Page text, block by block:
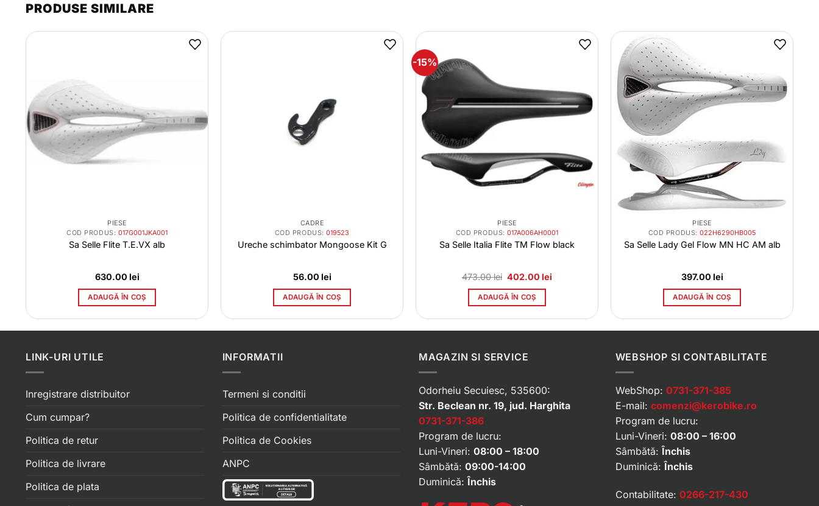
PRODUSE SIMILARE
PIESE
COD PRODUS: 017G001JKA001
Sa Selle Flite T.E.VX alb
630.00 lei
ADAUGĂ ÎN COȘ
CADRE
COD PRODUS:019523
Ureche schimbator Mongoose Kit G
56.00 lei
ADAUGĂ ÎN COȘ
-15%
PIESE
COD PRODUS:017A006AH0001
Sa Selle Italia Flite TM Flow black
473.00lei Prețul
a
fost:
402.00lei
ADAUGĂ ÎN COȘ
PIESE
COD PRODUS:022H6290HB005
Sa Selle Lady Gel Flow MN HC AM alb
397.00 lei
ADAUGĂ ÎN COȘ
LINK-URI UTILE
Inregistrare distribuitor
Cum cumpar?
Politica de retur
Politica de livrare
Politica de plata
INFORMATII
Termeni si conditii
Politica de confidentialitate
Politica de Cookies
ANPC
MAGAZIN SI SERVICE
Odorheiu Secuiesc, 535600:
Str. Beclean nr. 19, jud. Harghita
0731-371-386
Program de lucru:
Luni-Vineri: 08:00 – 18:00
Sâmbătă: 09:00-14:00
Duminică: Închis
WEBSHOP SI CONTABILITATE
WebShop: 0731-371-385
E-mail: comenzi@kerobike.ro
Program de lucru:
Luni-Vineri: 08:00 – 16:00
Sâmbătă: Închis
Duminică: Închis
Contabilitate: 0266-217-430